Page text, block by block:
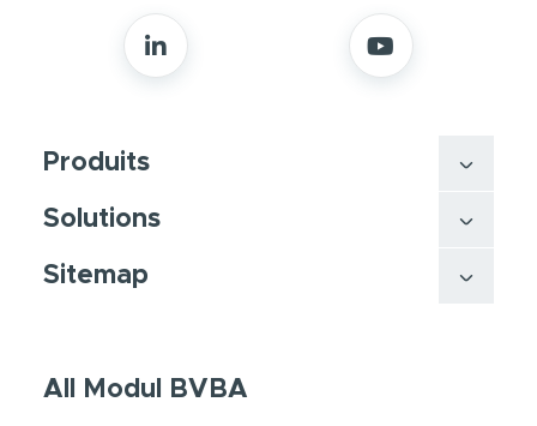
Produits
Solutions
Sitemap
All Modul BVBA